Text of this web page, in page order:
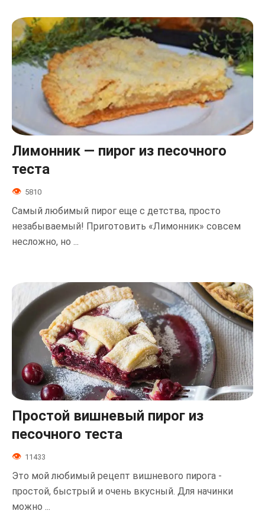
Лимонник — пирог из песочного
теста
5810
Самый любимый пирог еще с детства, просто
незабываемый! Приготовить «Лимонник» совсем
несложно, но ...
Простой вишневый пирог из
песочного теста
11433
Это мой любимый рецепт вишневого пирога -
простой, быстрый и очень вкусный. Для начинки
можно ...